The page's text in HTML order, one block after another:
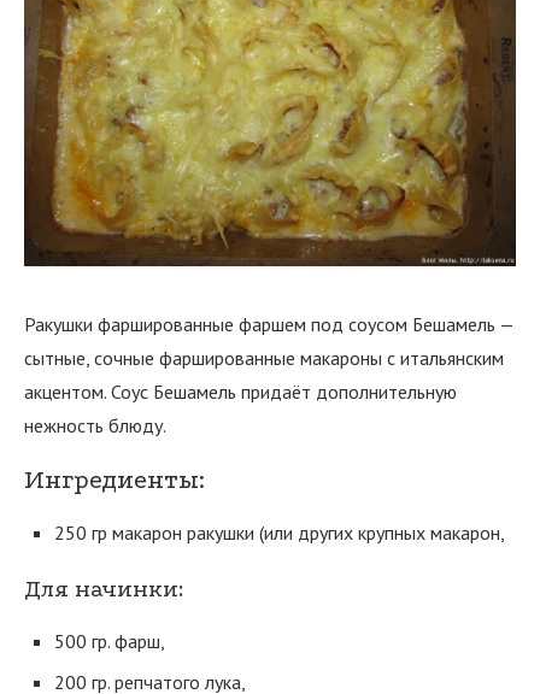
Ракушки фаршированные фаршем под соусом Бешамель —
сытные, сочные фаршированные макароны с итальянским
акцентом. Соус Бешамель придаёт дополнительную
нежность блюду.
Ингредиенты:
250 гр макарон ракушки (или других крупных макарон,
Для начинки:
500 гр. фарш,
200 гр. репчатого лука,